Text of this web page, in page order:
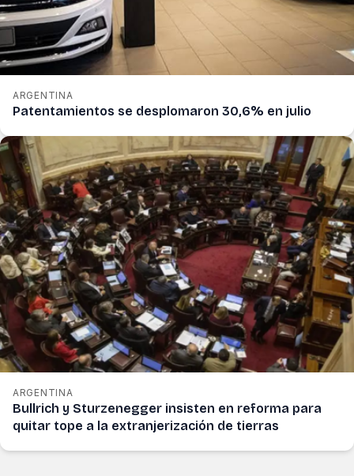
ARGENTINA
Patentamientos se desplomaron 30,6% en julio
ARGENTINA
Bullrich y Sturzenegger insisten en reforma para
quitar tope a la extranjerización de tierras